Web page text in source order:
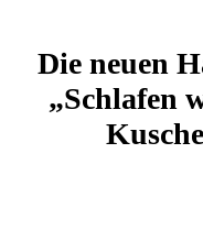
Die neuen
„Schlafen